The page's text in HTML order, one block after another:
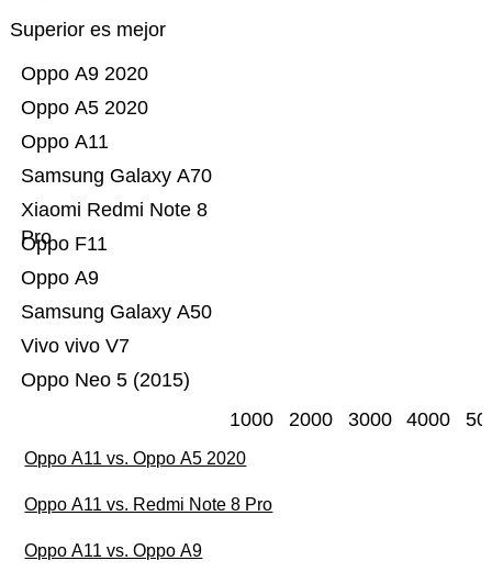
Superior es mejor
Oppo Neo 5 (2015)
Vivo vivo V7
Samsung Galaxy A50
Oppo A9
Oppo F11
Xiaomi Redmi Note 8
Pro
Samsung Galaxy A70
Oppo A11
Oppo A5 2020
Oppo A9 2020
1000 2000 3000 4000
Oppo A11 vs. Oppo A5 2020
Oppo A11 vs. Redmi Note 8 Pro
Oppo A11 vs. Oppo A9